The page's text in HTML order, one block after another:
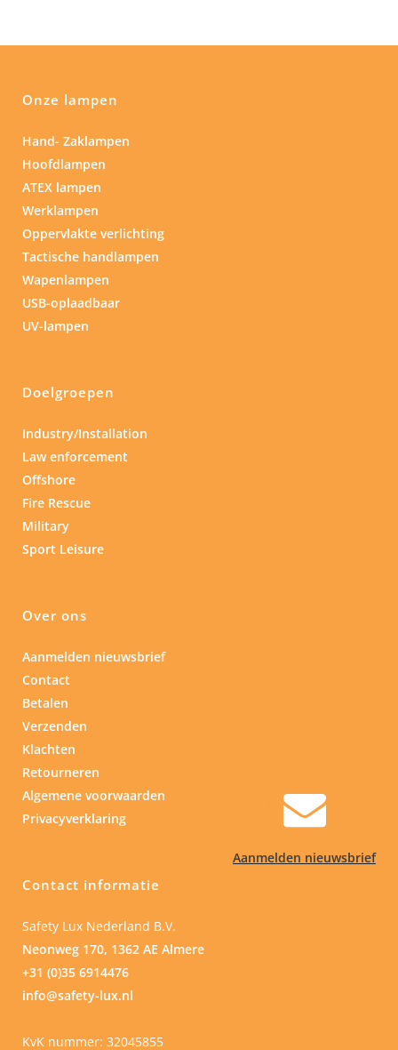
Aanmelden nieuwsbrief
Onze lampen
Hand- Zaklampen
Hoofdlampen
ATEX lampen
Werklampen
Oppervlakte verlichting
Tactische handlampen
Wapenlampen
USB-oplaadbaar
UV-lampen
Doelgroepen
Industry/Installation
Law enforcement
Offshore
Fire Rescue
Military
Sport Leisure
Over ons
Aanmelden nieuwsbrief
Contact
Betalen
Verzenden
Klachten
Retourneren
Algemene voorwaarden
Privacyverklaring
Contact informatie
Safety Lux Nederland B.V.
Neonweg 170, 1362 AE Almere
+31 (0)35 6914476
info@safety-lux.nl
KvK nummer: 32045855